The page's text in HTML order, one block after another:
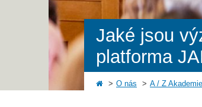
Jaké jsou
platforma
O nás A / Z Akademie